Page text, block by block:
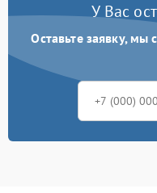
У Вас
Оставьте заявку,